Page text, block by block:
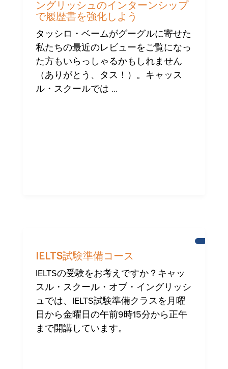
ングリッシュのインターンシップ
で履歴書を強化しよう
タッシロ・ベームがグーグルに寄せた
私たちの最近のレビューをご覧になっ
た方もいらっしゃるかもしれません
（ありがとう、タス！）。キャッス
ル・スクールでは ...
ニ
IELTS試験準備コース
IELTSの受験をお考えですか？キャッ
スル・スクール・オブ・イングリッシ
ュでは、IELTS試験準備クラスを月曜
日から金曜日の午前9時15分から正午
まで開講しています。